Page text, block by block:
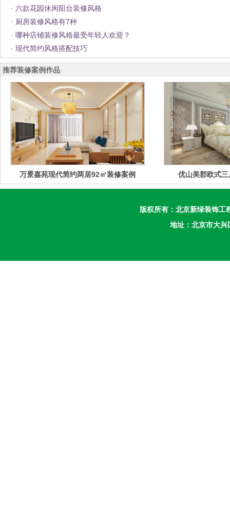
· 六款花园休闲阳台装修风格
· 厨房装修风格有7种
· 哪种店铺装修风格最受年轻人欢迎？
· 现代简约风格搭配技巧
推荐装修案例作品
万景嘉苑现代简约两居92㎡装修案例 优山美郡欧式
版权所有： 北京新绿装饰工
地址：北京市大